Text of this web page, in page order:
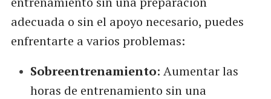
adecuada o sin el apoyo necesario, puedes
enfrentarte a varios problemas:
Sobreentrenamiento: Aumentar las
horas de entrenamiento sin una